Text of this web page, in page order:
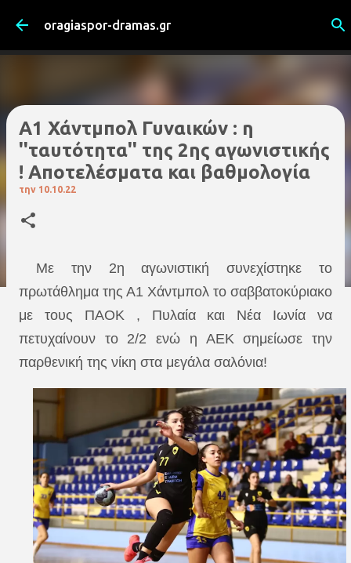
Μετάβαση στο κύριο περιεχόμενο
oragiaspor-dramas.gr
Α1 Χάντμπολ Γυναικών : η
''ταυτότητα'' της 2ης αγωνιστικής
! Αποτελέσματα και βαθμολογία
την 10.10.22
Με την 2η αγωνιστική συνεχίστηκε το
πρωτάθλημα της Α1 Χάντμπολ το σαββατοκύριακο
με τους ΠΑΟΚ , Πυλαία και Νέα Ιωνία να
πετυχαίνουν το 2/2 ενώ η ΑΕΚ σημείωσε την
παρθενική της νίκη στα μεγάλα σαλόνια!